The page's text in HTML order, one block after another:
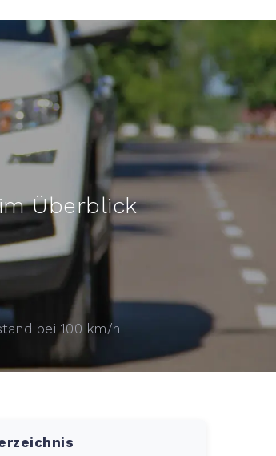
Überblick
bei 100 km/h